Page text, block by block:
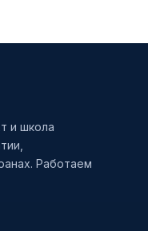
и школа
Работаем